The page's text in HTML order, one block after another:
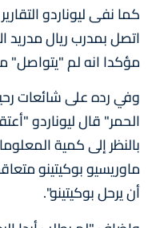
كما نفى ليوناردو
اتصل بمدرب ريال مدريد
مؤكدا انه لم "يتواصل"
وفي رده على شائعات
الحمر" قال ليوناردو
بالنظر إلى كمية
أن يرحل بوكيتينو".